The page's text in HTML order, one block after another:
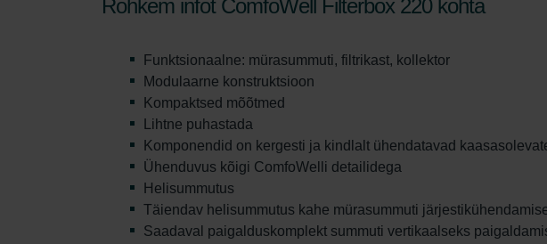
Rohkem infot ComfoWell Filterbox 220 kohta
Funktsionaalne: mürasummuti, filtrikast, kollektor
Modulaarne konstruktsioon
Kompaktsed mõõtmed
Lihtne puhastada
Komponendid on kergesti ja kindlalt ühendatavad
Ühenduvus kõigi ComfoWelli detailidega
Helisummutus
Täiendav helisummutus kahe mürasummuti
Saadaval paigalduskomplekt summuti vertikaalseks